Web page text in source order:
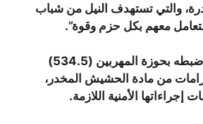
والتي تستهدف النيل من شباب
معهم بكل حزم وقوة”.
وبلغ “مجموع ما تم ضبطه بحوزة المهربين (534.5)
من مادة الحشيش المخدر،
الأمنية اللازمة.